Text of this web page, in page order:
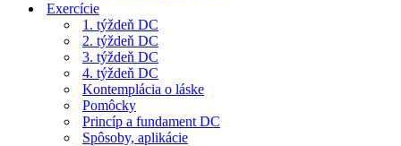
Exercície
1. týždeň DC
2. týždeň DC
3. týždeň DC
4. týždeň DC
Kontemplácia o láske
Pomôcky
Princíp a fundament DC
Spôsoby, aplikácie